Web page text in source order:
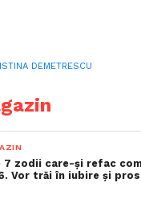
DEMETRESCU
7 zodii care-și refac
Vor trăi în iubire și